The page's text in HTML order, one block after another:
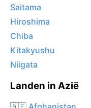
Saitama
Hiroshima
Chiba
Kitakyushu
Niigata
Landen in Azië